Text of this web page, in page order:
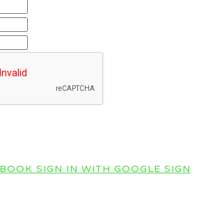
SIGN IN WITH GOOGLE SIGN